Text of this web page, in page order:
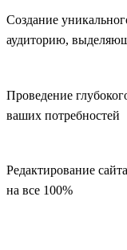
Создание
аудиторию,
Проведение
ваших потребностей
Редактирование
на все 100%